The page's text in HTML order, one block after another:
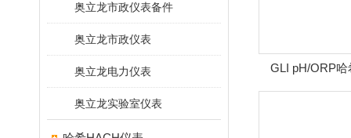
奥立龙市政仪表备件
奥立龙市政仪表
奥立龙电力仪表
奥立龙实验室仪表
GLI pH/ORP
pH/